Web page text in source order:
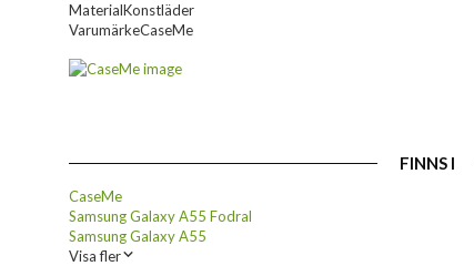
MaterialKonstläder
VarumärkeCaseMe
FINNS I
CaseMe
Samsung Galaxy A55 Fodral
Samsung Galaxy A55
Visa fler